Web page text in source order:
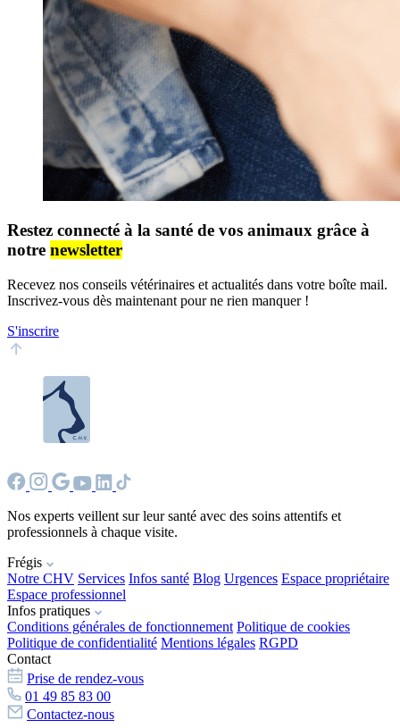
Restez connecté à la santé de vos animaux grâce à
notre newsletter
Recevez nos conseils vétérinaires et actualités dans votre boîte mail.
Inscrivez-vous dès maintenant pour ne rien manquer !
S'inscrire
Nos experts veillent sur leur santé avec des soins attentifs et
professionnels à chaque visite.
Frégis
Notre CHV Services Infos santé Blog Urgences Espace propriétaire
Espace professionnel
Infos pratiques
Conditions générales de fonctionnement Politique de cookies
Politique de confidentialité Mentions légales RGPD
Contact
Prise de rendez-vous
01 49 85 83 00
Contactez-nous